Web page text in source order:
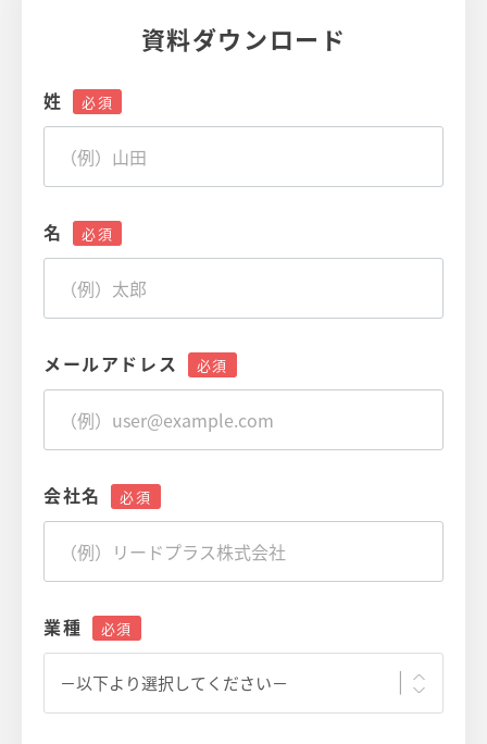
資料ダウンロード
姓
名
メールアドレス
会社名
業種